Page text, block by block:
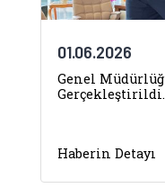
01.06.2026
Genel
Gerçekleştirildi.
Haberin Detayı